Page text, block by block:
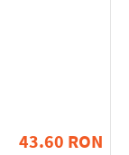
43.60 RON